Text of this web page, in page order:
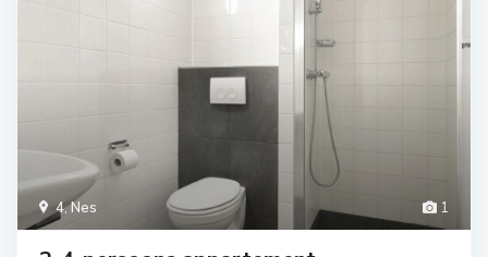
1
4,Nes